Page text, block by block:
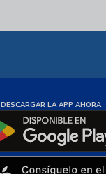
DESCARGAR LA APP AHORA